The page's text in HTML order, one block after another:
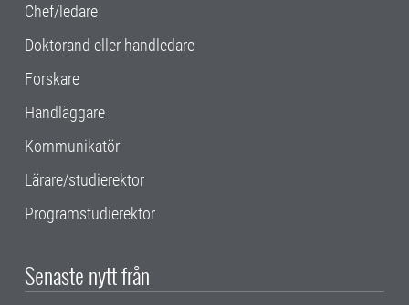
Chef/ledare
Doktorand eller handledare
Forskare
Handläggare
Kommunikatör
Lärare/studierektor
Programstudierektor
Senaste nytt från